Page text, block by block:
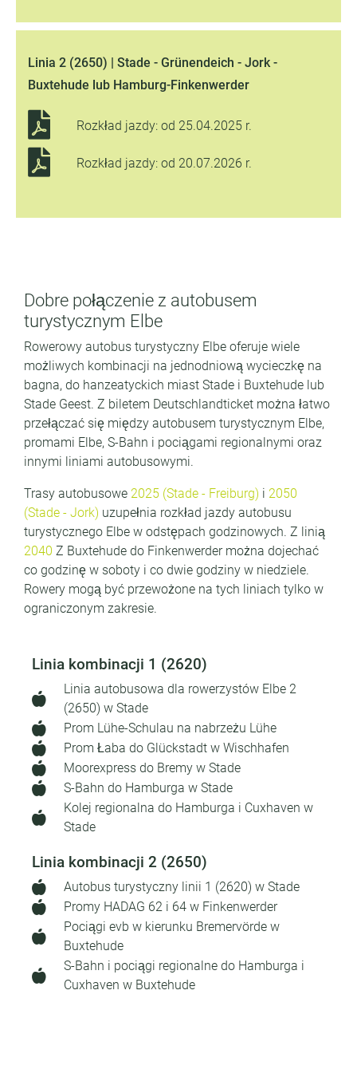
Linia 2 (2650) | Stade - Grünendeich - Jork -
Buxtehude lub Hamburg-Finkenwerder
Rozkład jazdy: od 25.04.2025 r.
Rozkład jazdy: od 20.07.2026 r.
Dobre połączenie z autobusem
turystycznym Elbe
Rowerowy autobus turystyczny Elbe oferuje wiele
możliwych kombinacji na jednodniową wycieczkę na
bagna, do hanzeatyckich miast Stade i Buxtehude lub
Stade Geest. Z biletem Deutschlandticket można łatwo
przełączać się między autobusem turystycznym Elbe,
promami Elbe, S-Bahn i pociągami regionalnymi oraz
innymi liniami autobusowymi.
Trasy autobusowe 2025 (Stade - Freiburg) i 2050
(Stade - Jork) uzupełnia rozkład jazdy autobusu
turystycznego Elbe w odstępach godzinowych. Z linią
2040 Z Buxtehude do Finkenwerder można dojechać
co godzinę w soboty i co dwie godziny w niedziele.
Rowery mogą być przewożone na tych liniach tylko w
ograniczonym zakresie.
Linia kombinacji 1 (2620)
Linia autobusowa dla rowerzystów Elbe 2
(2650) w Stade
Prom Lühe-Schulau na nabrzeżu Lühe
Prom Łaba do Glückstadt w Wischhafen
Moorexpress do Bremy w Stade
S-Bahn do Hamburga w Stade
Kolej regionalna do Hamburga i Cuxhaven w
Stade
Linia kombinacji 2 (2650)
Autobus turystyczny linii 1 (2620) w Stade
Promy HADAG 62 i 64 w Finkenwerder
Pociągi evb w kierunku Bremervörde w
Buxtehude
S-Bahn i pociągi regionalne do Hamburga i
Cuxhaven w Buxtehude